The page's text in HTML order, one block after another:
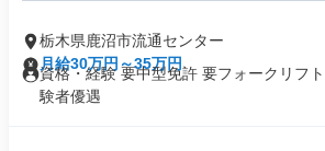
栃木県鹿沼市流通センター
月給30万円～35万円
資格・経験 要中型免許 要フォークリフ
験者優遇